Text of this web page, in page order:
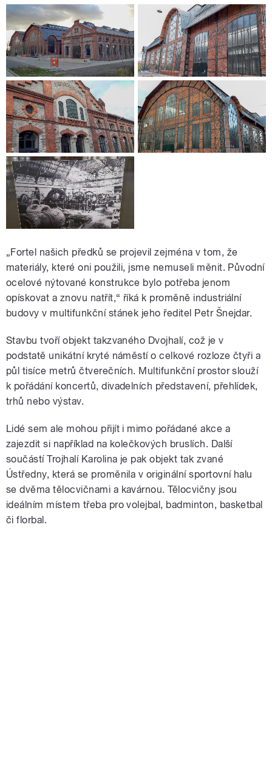
„Fortel našich předků se projevil zejména v tom, že
materiály, které oni použili, jsme nemuseli měnit. Původní
ocelové nýtované konstrukce bylo potřeba jenom
opískovat a znovu natřít,“ říká k proměně industriální
budovy v multifunkční stánek jeho ředitel Petr Šnejdar.
Stavbu tvoří objekt takzvaného Dvojhalí, což je v
podstatě unikátní kryté náměstí o celkové rozloze čtyři a
půl tisíce metrů čtverečních. Multifunkční prostor slouží
k pořádání koncertů, divadelních představení, přehlídek,
trhů nebo výstav.
Lidé sem ale mohou přijít i mimo pořádané akce a
zajezdit si například na kolečkových bruslích. Další
součástí Trojhalí Karolina je pak objekt tak zvané
Ústředny, která se proměnila v originální sportovní halu
se dvěma tělocvičnami a kavárnou. Tělocvičny jsou
ideálním místem třeba pro volejbal, badminton, basketbal
či florbal.